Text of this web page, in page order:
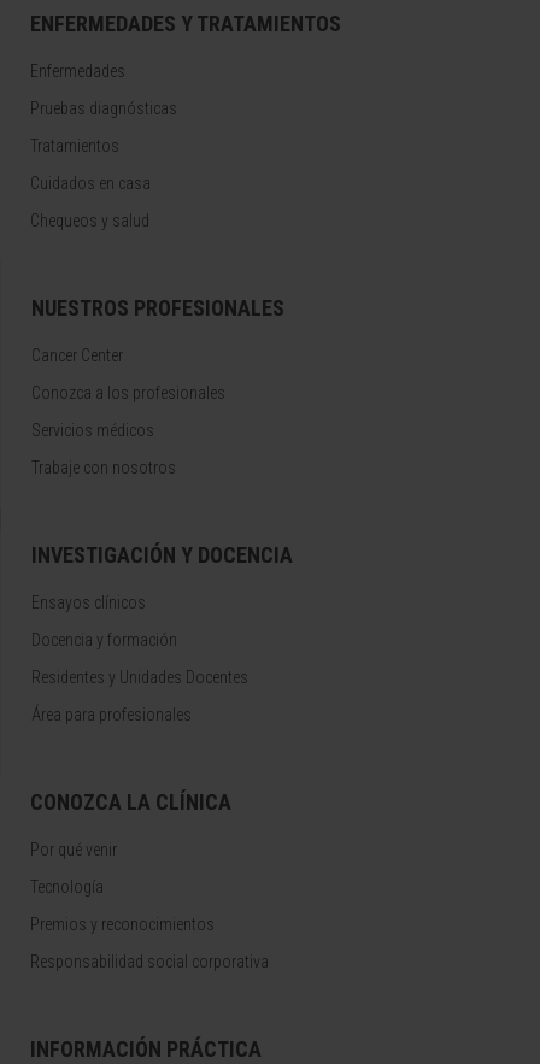
ENFERMEDADES Y TRATAMIENTOS
Enfermedades
Pruebas diagnósticas
Tratamientos
Cuidados en casa
Chequeos y salud
NUESTROS PROFESIONALES
Cancer Center
Conozca a los profesionales
Servicios médicos
Trabaje con nosotros
INVESTIGACIÓN Y DOCENCIA
Ensayos clínicos
Docencia y formación
Residentes y Unidades Docentes
Área para profesionales
CONOZCA LA CLÍNICA
Por qué venir
Tecnología
Premios y reconocimientos
Responsabilidad social corporativa
INFORMACIÓN PRÁCTICA